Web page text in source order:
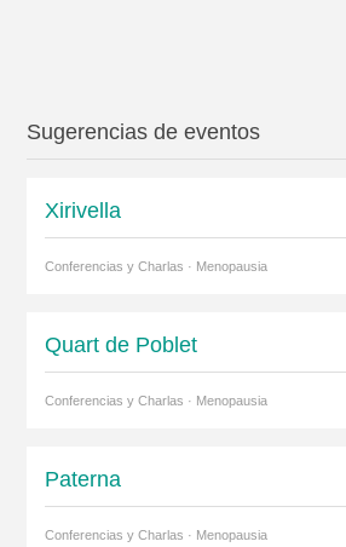
Sugerencias de eventos
Xirivella
Conferencias y Charlas · Menopausia
Quart de Poblet
Conferencias y Charlas · Menopausia
Paterna
Conferencias y Charlas · Menopausia